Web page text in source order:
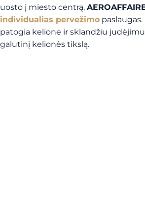
uosto į miesto centrą,
individualias pervežimo
patogia kelione ir sklandžiu
galutinį kelionės tikslą.